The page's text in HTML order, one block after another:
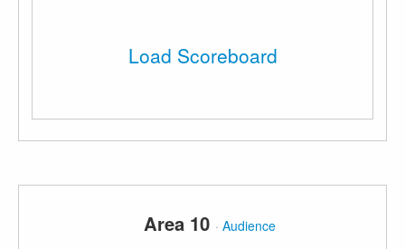
Load Scoreboard
Area 10 · Audience